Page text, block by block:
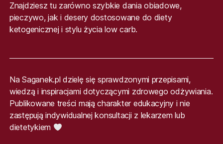
Znajdziesz tu zarówno szybkie dania obiadowe,
pieczywo, jak i desery dostosowane do diety
ketogenicznej i stylu życia low carb.
Na Saganek.pl dzielę się sprawdzonymi przepisami,
wiedzą i inspiracjami dotyczącymi zdrowego odżywiania.
Publikowane treści mają charakter edukacyjny i nie
zastępują indywidualnej konsultacji z lekarzem lub
dietetykiem